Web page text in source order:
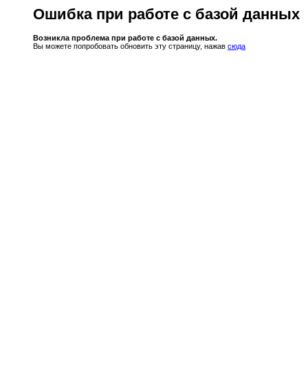
Ошибка при работе с базой данных
Возникла проблема при работе с базой данных.
Вы можете попробовать обновить эту страницу, нажав сюда